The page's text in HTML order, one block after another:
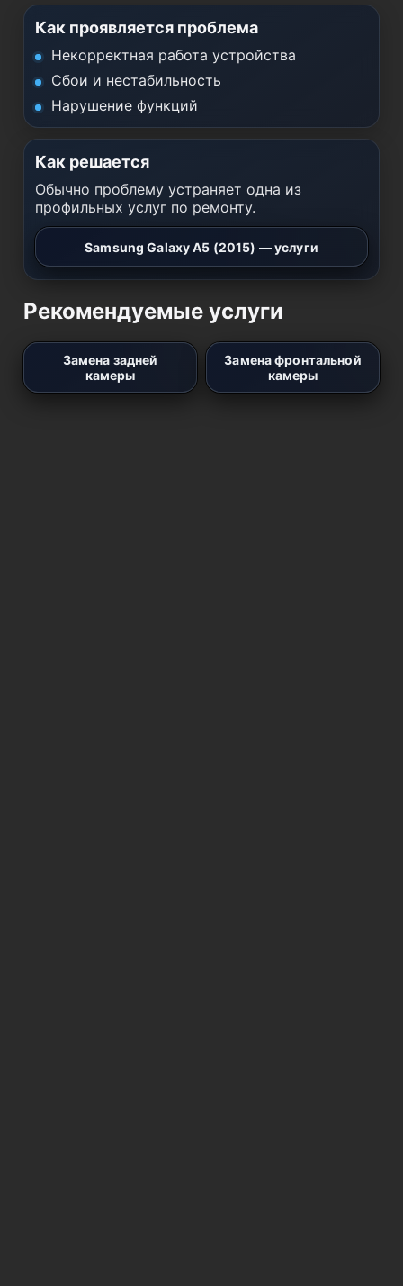
Как проявляется проблема
Некорректная работа устройства
Сбои и нестабильность
Нарушение функций
Как решается
Обычно проблему устраняет одна из
профильных услуг по ремонту.
Samsung Galaxy A5 (2015) — услуги
Рекомендуемые услуги
Замена задней
камеры
Замена фронтальной
камеры